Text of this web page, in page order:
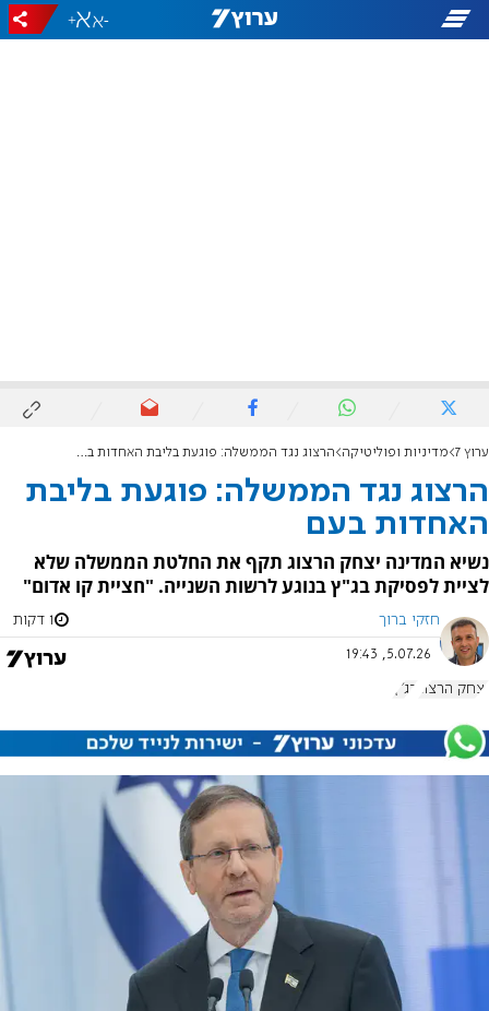
-
+
ערוץ 7 מדיניות ופוליטיקה הרצוג נגד הממשלה: פוגעת בליבת האחדות בעם
הרצוג נגד הממשלה: פוגעת בליבת
האחדות בעם
נשיא המדינה יצחק הרצוג תקף את החלטת הממשלה שלא
לציית לפסיקת בג"ץ בנוגע לרשות השנייה. "חציית קו אדום"
חזקי ברוך 1 דקות
5.07.26, 19:43
יצחק הרצוג בג"ץ